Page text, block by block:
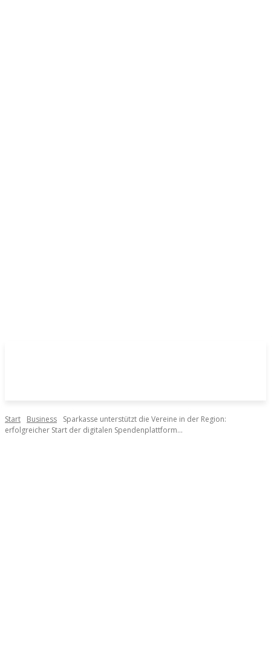
Start Business
Sparkasse unterstützt die Vereine in der Region:
erfolgreicher Start der digitalen Spendenplattform...